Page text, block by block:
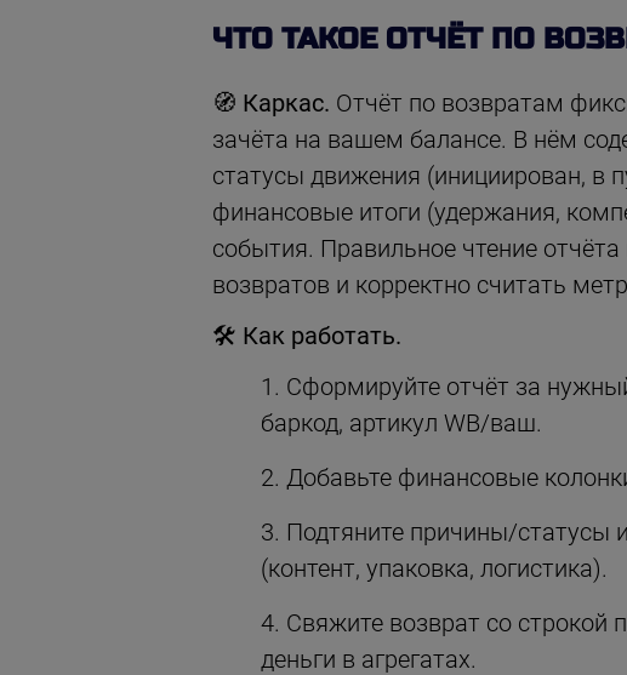
ЧТО ТАКОЕ ОТЧЁТ ПО
🧭 Каркас. Отчёт по возвратам
зачёта на вашем балансе. В нём
статусы движения (инициирован, в
финансовые итоги (удержания,
события. Правильное чтение
возвратов и корректно считать
🛠 Как работать.
Сформируйте отчёт за
баркод, артикул WB/ваш.
Добавьте финансовые
Подтяните причины/статусы
(контент, упаковка, логистика).
Свяжите возврат со строкой
деньги в агрегатах.